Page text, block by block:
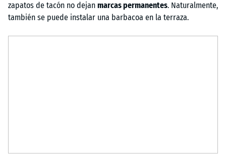
zapatos de tacón no dejan marcas permanentes. Naturalmente,
también se puede instalar una barbacoa en la terraza.